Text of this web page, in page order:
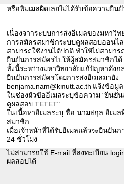
หรือพิมเมลผิดเลยไม่ได้รับข้อความยืน
เนื่องจากระบบการส่งอีเมลของมหาวิท
การสมัครสมาชิกระบบดูผลสอบออนไล
สามารถใช้งานได้ปกติ ทำให้ไม่สามาร
ยืนยันการสมัครไปให้ผู้สมัครสมาชิกได้
ทั้งนี้ระหว่างมหาวิทยาลัยแก้ปัญหาดังก
ยืนยันการสมัครโดยการส่งอีเมลมายัง
benjama.nam@kmutt.ac.th แจ้งข้อมู
ในช่องห้วข้ออีเมลระบุข้อความ "ยืนยั
ดูผลสอบ TETET"
ในเนื้อหาอีเมลระบุ ชื่อ นามสกุล อีเม
สมาชิก
เมื่อเจ้าหน้าที่ได้รับอีเมลแล้วจะยืนยัน
24 ชั่วโมง
ไม่สามารถใช้ E-mail ที่ลงทะเบียน
ผลสอบได้